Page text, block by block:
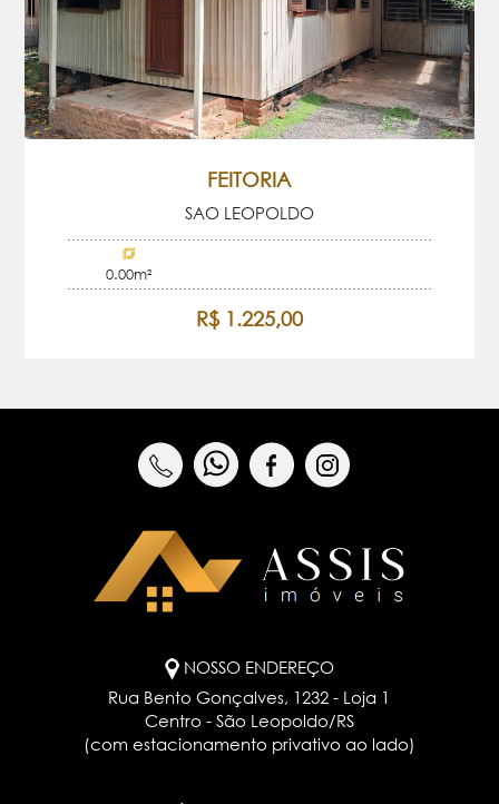
FEITORIA
SAO LEOPOLDO
0.00m²
R$ 1.225,00
NOSSO ENDEREÇO
Rua Bento Gonçalves, 1232 - Loja 1
Centro - São Leopoldo/RS
(com estacionamento privativo ao lado)